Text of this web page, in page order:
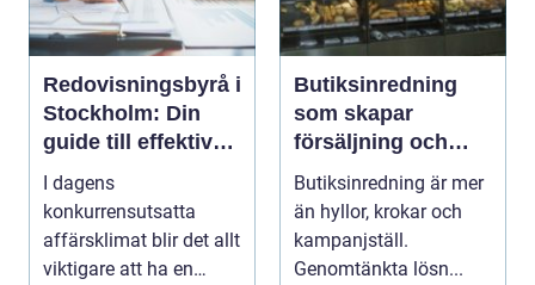
Redovisningsbyrå i
Stockholm: Din
guide till effektiv
redovisning i
Stockholm
I dagens
konkurrensutsatta
affärsklimat blir det allt
viktigare att ha en
Butiksinredning
som skapar
försäljning och
trivsel
Butiksinredning är mer
än hyllor, krokar och
kampanjställ.
Genomtänkta lösn...